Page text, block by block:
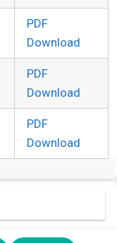
PDF
Download
PDF
Download
PDF
Download